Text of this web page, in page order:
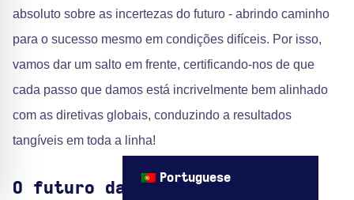
absoluto sobre as incertezas do futuro - abrindo caminho
para o sucesso mesmo em condições difíceis. Por isso,
vamos dar um salto em frente, certificando-nos de que
cada passo que damos está incrivelmente bem alinhado
com as diretivas globais, conduzindo a resultados
tangíveis em toda a linha!
O futuro das soluções Fintech
Portuguese